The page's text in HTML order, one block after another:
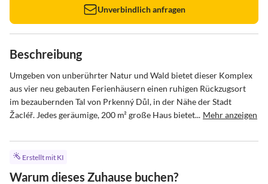
Unverbindlich anfragen
Beschreibung
Umgeben von unberührter Natur und Wald bietet dieser Komplex
aus vier neu gebauten Ferienhäusern einen ruhigen Rückzugsort
im bezaubernden Tal von Prkenný Důl, in der Nähe der Stadt
Žacléř. Jedes geräumige, 200 m² große Haus bietet... Mehr anzeigen
Erstellt mit KI
Warum dieses Zuhause buchen?